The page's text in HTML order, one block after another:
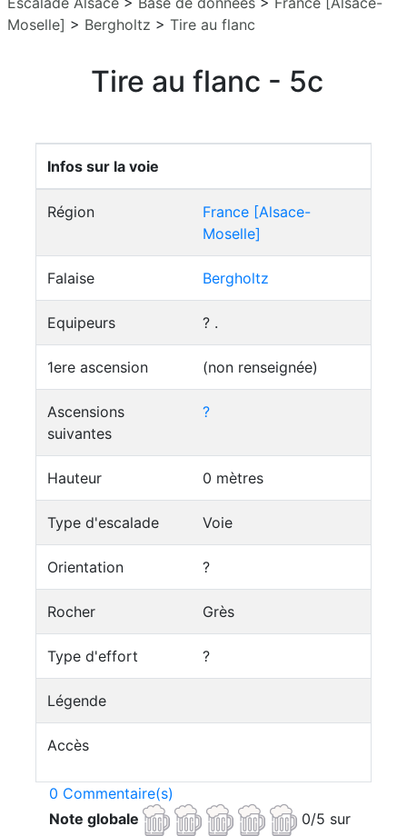
Moselle] > Bergholtz > Tire au flanc
Tire au flanc - 5c
Infos sur la voie
Région
France [Alsace-
Moselle]
Falaise Bergholtz
Equipeurs ? .
1ere ascension (non renseignée)
Ascensions
suivantes
?
Hauteur 0 mètres
Type d'escalade Voie
Orientation ?
Rocher Grès
Type d'effort ?
Légende
Accès
0 Commentaire(s)
Note globale
0/5 sur